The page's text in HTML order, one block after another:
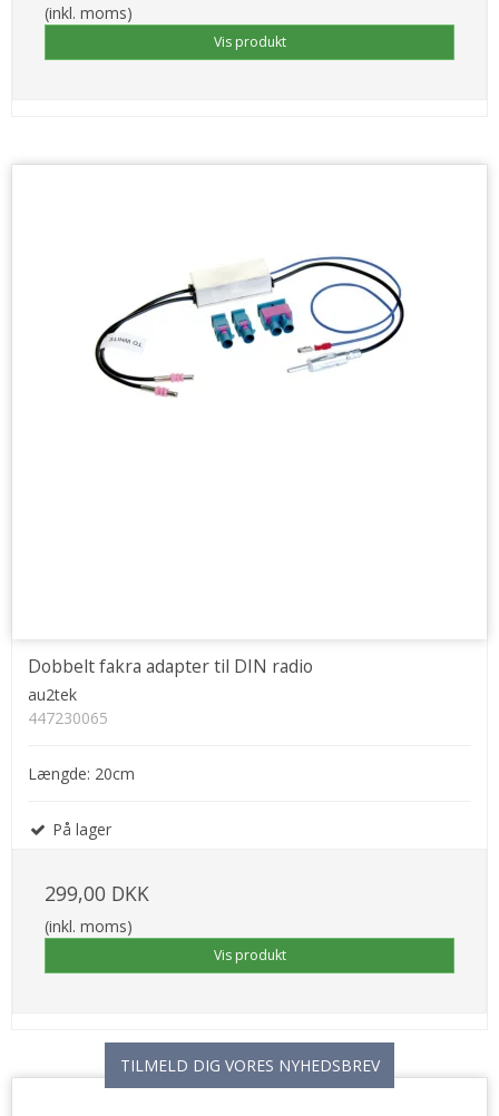
(inkl. moms)
Vis produkt
Dobbelt fakra adapter til DIN radio
au2tek
447230065
Længde: 20cm
På lager
299,00 DKK
(inkl. moms)
Vis produkt
TILMELD DIG VORES NYHEDSBREV